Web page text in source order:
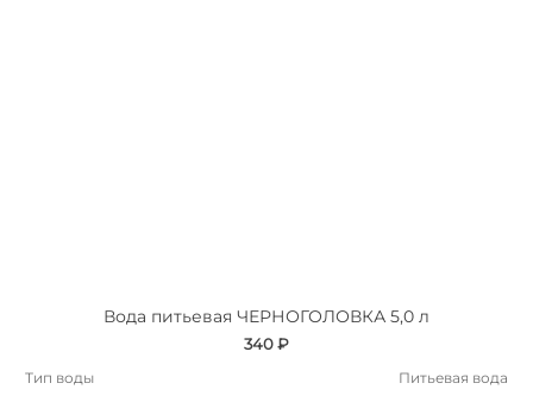
Вода питьевая ЧЕРНОГОЛОВКА 5,0 л
340 ₽
Тип воды
Питьевая вода